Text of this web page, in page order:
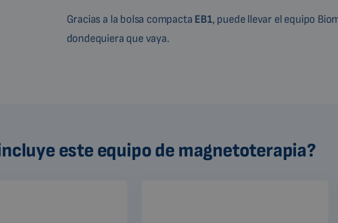
Gracias a la bolsa compacta EB1, puede llevar el equipo
dondequiera que vaya.
este equipo de magnetoterapia?